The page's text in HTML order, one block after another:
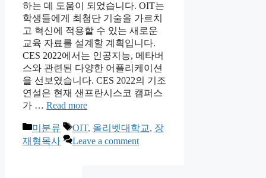
하는 데 도움이 되었습니다. OIT는
학생들에게 최첨단 기술을 가르치
고 혁신에 적용할 수 있는 새로운
교육 자료를 설계할 계획입니다.
CES 2022에서는 인공지능, 메타버
스와 관련된 다양한 어플리케이션
을 선보였습니다. CES 2022의 기조
연설은 현재 샌프란시스코 캠퍼스
가 … Read more
Categories
미분류 Tags
OIT, 올리벳대학교, 장
재형목사
Leave a comment